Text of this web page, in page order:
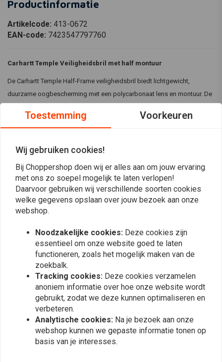
Productinformatie
Artikelcode: 413-0672
EAN-code: 7423547797760
Carhartt Temple Veiligheidsbril met half montuur
De Carhartt Temple Half-Frame veiligheidsbril biedt lichtgewicht,
duurzame oogbescherming met een polycarbonaat lens en montuur. De
normen en heeft CE EN166:2001-certificering, waardoor hij perfect is
Specificaties:
Materiaal:Polycarbonaat lens en montuur
Kleur:Verkrijgbaar in brons of Helder of grijze kleur
Half frame
Lichtgewicht
De bril voldoet aan de ANSI Z87.1 norm
CE EN166:2001 certificering
Compatibiliteit:Eén maat past de meeste
Reviews
Plaats ook een review
Toestemming Voorkeuren
Wij gebruiken cookies!
Bij Choppershop doen wij er alles aan om jouw ervaring
met ons zo soepel mogelijk te laten verlopen!
Daarvoor gebruiken wij verschillende soorten cookies
welke gegevens opslaan over jouw bezoek aan onze
webshop.
Noodzakelijke cookies: Deze cookies zijn
essentieel om onze website goed te laten
functioneren, zoals het mogelijk maken van de
zoekbalk.
Tracking cookies: Deze cookies verzamelen
anoniem informatie over hoe onze website wordt
gebruikt, zodat we deze kunnen optimaliseren en
verbeteren.
Analytische cookies: Na je bezoek aan onze
webshop kunnen we gepaste informatie tonen op
basis van je interesses.